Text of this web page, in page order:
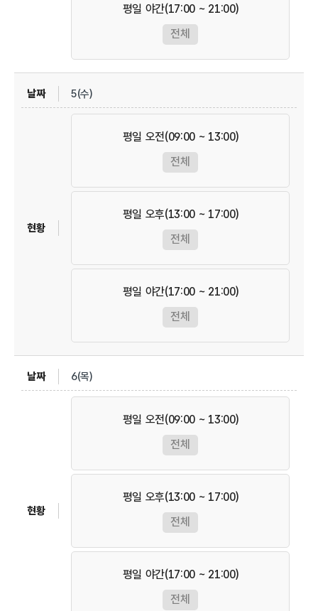
평일 야간(17:00 ~ 21:00)
전체
5(수)
평일 오전(09:00 ~ 13:00)
전체
평일 오후(13:00 ~ 17:00)
전체
평일 야간(17:00 ~ 21:00)
전체
6(목)
평일 오전(09:00 ~ 13:00)
전체
평일 오후(13:00 ~ 17:00)
전체
평일 야간(17:00 ~ 21:00)
전체